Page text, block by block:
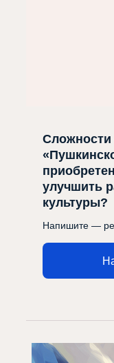
Сложности
улучшить
культуры?
Напишите —